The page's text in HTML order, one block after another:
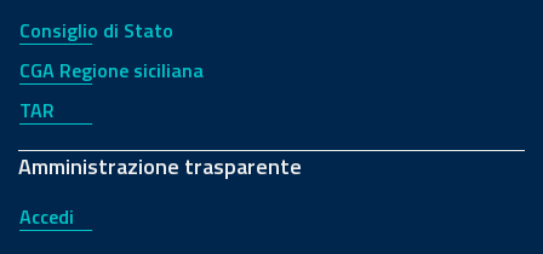
Consiglio di Stato
CGA Regione siciliana
TAR
Amministrazione trasparente
Accedi